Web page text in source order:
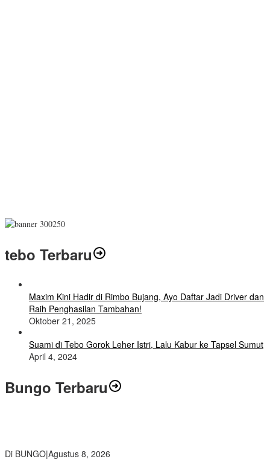
tebo Terbaru
Maxim Kini Hadir di Rimbo Bujang, Ayo Daftar Jadi Driver dan
Raih Penghasilan Tambahan!
Oktober 21, 2025
Suami di Tebo Gorok Leher Istri, Lalu Kabur ke Tapsel Sumut
April 4, 2024
Bungo Terbaru
Di BUNGO|Agustus 8, 2026